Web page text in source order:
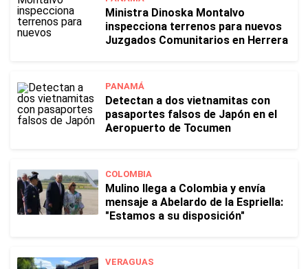
Ministra Dinoska Montalvo
inspecciona terrenos para nuevos
Juzgados Comunitarios en Herrera
PANAMÁ
Detectan a dos vietnamitas con
pasaportes falsos de Japón en el
Aeropuerto de Tocumen
COLOMBIA
Mulino llega a Colombia y envía
mensaje a Abelardo de la Espriella:
"Estamos a su disposición"
VERAGUAS